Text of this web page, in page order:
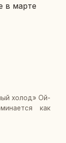
в марте
холод» Ой­
как